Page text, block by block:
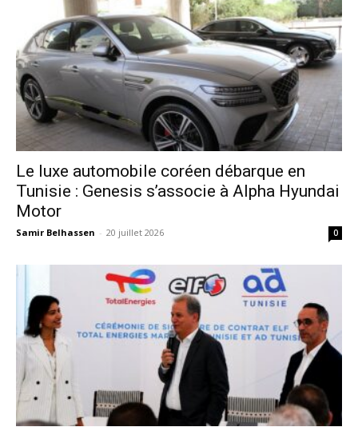
Le luxe automobile coréen débarque en
Tunisie : Genesis s’associe à Alpha Hyundai
Motor
Samir Belhassen - 20 juillet 2026 0